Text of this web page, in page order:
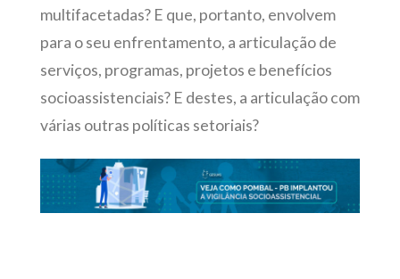
multifacetadas? E que, portanto, envolvem
para o seu enfrentamento, a articulação de
serviços, programas, projetos e benefícios
socioassistenciais? E destes, a articulação com
várias outras políticas setoriais?